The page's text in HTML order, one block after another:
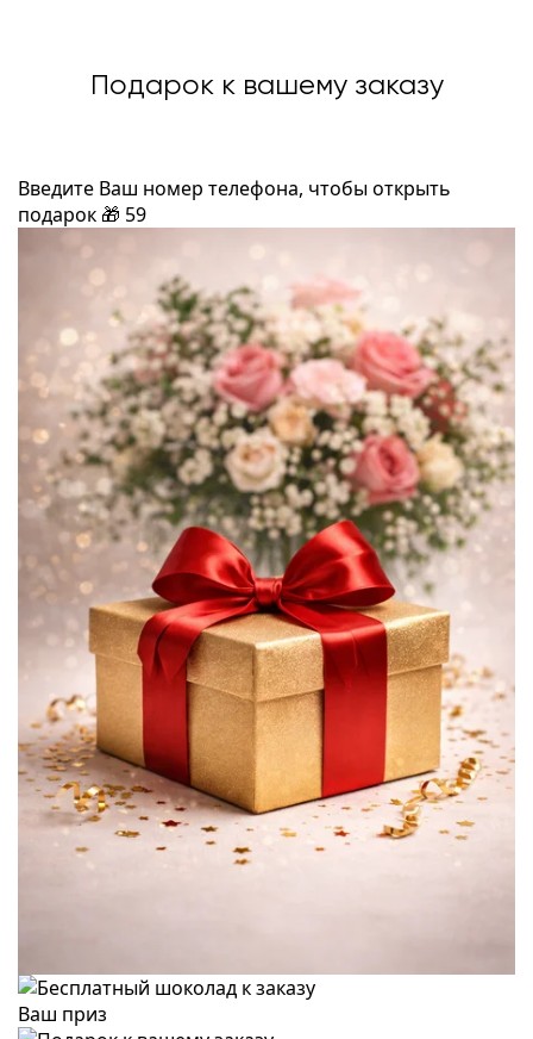
Подарок к вашему заказу
Введите Ваш номер телефона, чтобы открыть
подарок 🎁 59
Ваш приз